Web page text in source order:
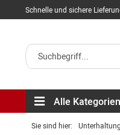
Schnelle und sichere
Alle Kategorien
Sie sind hier: